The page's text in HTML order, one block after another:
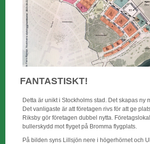
FANTASTISKT!
Detta är unikt i Stockholms stad. Det skapas ny
Det vanligaste är att företagen rivs för att ge
Riksby gör företagen dubbel nytta.
bullerskydd mot flyget på Bromma flygplats.
På bilden syns Lillsjön nere i högerhörnet och